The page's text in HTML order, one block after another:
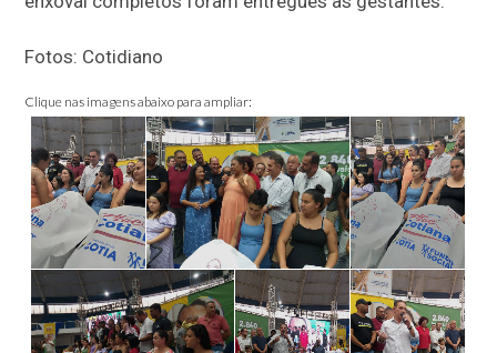
Fotos: Cotidiano
Clique nas imagens abaixo para ampliar: